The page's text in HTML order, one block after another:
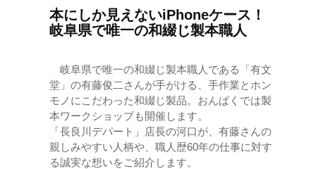
本にしか見えないiPhoneケース！
岐阜県で唯一の和綴じ製本職人
岐阜県で唯一の和綴じ製本職人である「有文
堂」の有藤俊二さんが手がける、手作業とホン
モノにこだわった和綴じ製品。おんぱくでは製
本ワークショップも開催します。
「長良川デパート」店長の河口が、有藤さんの
親しみやすい人柄や、職人歴60年の仕事に対す
る誠実な想いをご紹介します。